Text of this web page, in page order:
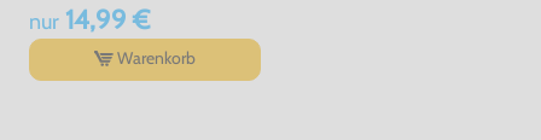
nur14,99 €
Warenkorb